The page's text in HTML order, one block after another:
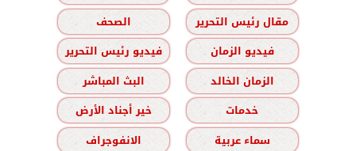
مقال رئيس التحرير
الصحف
فيديو الزمان
فيديو رئيس التحرير
الزمان الخالد
البث المباشر
خدمات
خير أجناد الأرض
سماء عربية
الانفوجراف